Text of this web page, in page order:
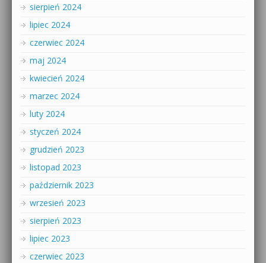
sierpień 2024
lipiec 2024
czerwiec 2024
maj 2024
kwiecień 2024
marzec 2024
luty 2024
styczeń 2024
grudzień 2023
listopad 2023
październik 2023
wrzesień 2023
sierpień 2023
lipiec 2023
czerwiec 2023